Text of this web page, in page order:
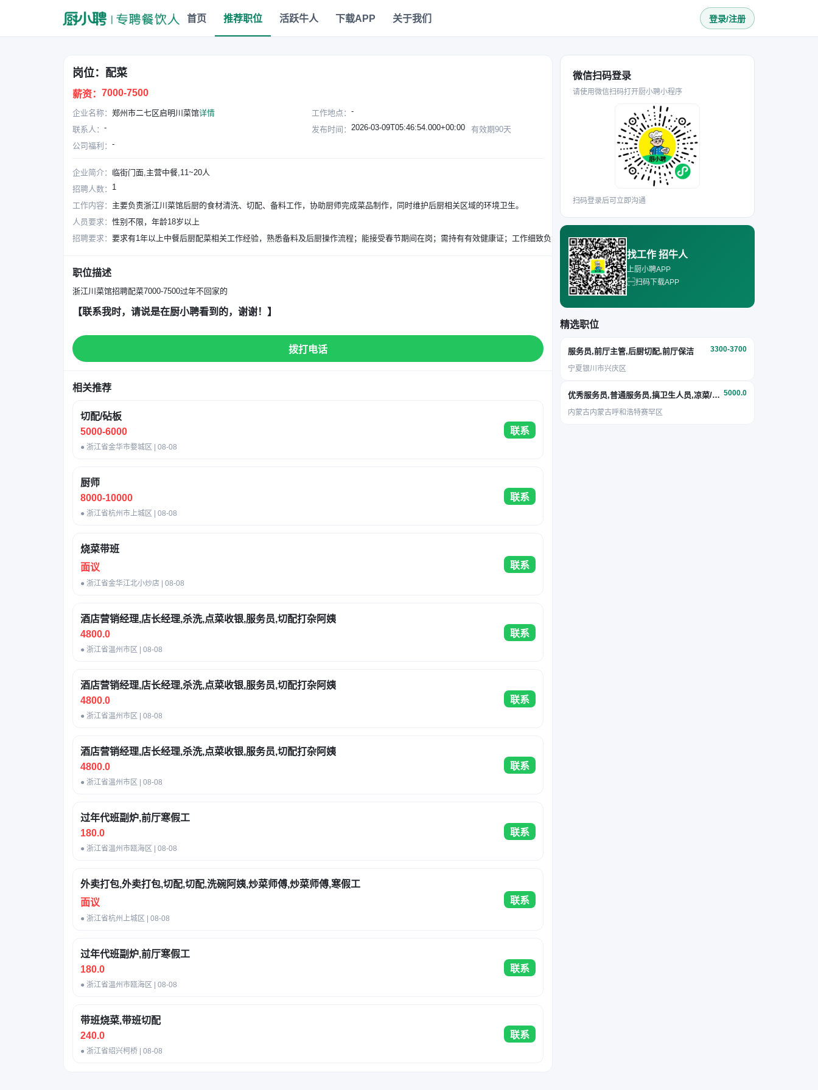
岗位：配菜
薪资： 7000-7500
企业名称： 郑州市二七区启明川菜馆详情 工作地点： -
联系人： - 发布时间： 2026-03-09T05:46:54.000+00:00
有效期90天
公司福利： -
企业简介： 临街门面,主营中餐,11~20人
招聘人数： 1
工作内容： 主要负责浙江川菜馆后厨的食材清洗、切配、备料工作，协助厨师完成菜品制作，同时维护后厨相关区域的环境卫生。
人员要求： 性别不限，年龄18岁以上
招聘要求：
职位描述
浙江川菜馆招聘配菜7000-7500过年不回家的
【联系我时，请说是在厨小聘看到的，谢谢！】
拨打电话
相关推荐
切配/砧板
5000-6000
● 浙江省金华市婺城区 | 08-08
联系
厨师
8000-10000
● 浙江省杭州市上城区 | 08-08
联系
烧菜带班
面议
● 浙江省金华江北小炒店 | 08-08
联系
酒店营销经理,店长经理,杀洗,点菜收银,服务员,切配打杂阿姨
4800.0
● 浙江省温州市区 | 08-08
联系
酒店营销经理,店长经理,杀洗,点菜收银,服务员,切配打杂阿姨
4800.0
● 浙江省温州市区 | 08-08
联系
酒店营销经理,店长经理,杀洗,点菜收银,服务员,切配打杂阿姨
4800.0
● 浙江省温州市区 | 08-08
联系
过年代班副炉,前厅寒假工
180.0
● 浙江省温州市瓯海区 | 08-08
联系
外卖打包,外卖打包,切配,切配,洗碗阿姨,炒菜师傅,炒菜师傅,寒假工
面议
● 浙江省杭州上城区 | 08-08
联系
过年代班副炉,前厅寒假工
180.0
● 浙江省温州市瓯海区 | 08-08
联系
带班烧菜,带班切配
240.0
● 浙江省绍兴柯桥 | 08-08
联系
微信扫码登录
请使用微信扫码打开厨小聘小程序
扫码登录后可立即沟通
找工作 招牛人
上厨小聘APP
扫码下载APP
精选职位
服务员,前厅主管,后厨切配,前厅保洁 3300-3700
宁夏银川市兴庆区
优秀服务员,普通服务员,搞卫生人员,凉菜/面点 5000.0
内蒙古内蒙古呼和浩特赛罕区
首页 推荐职位 活跃牛人 下载APP 关于我们 登录/注册